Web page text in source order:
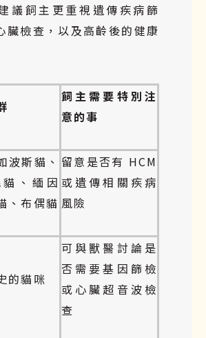
議飼主更重視遺傳疾病篩
臟檢查，以及高齡後的健康
飼主需要特別注
意的事
波斯貓、
、緬因
、布偶貓
留意是否有 HCM
或遺傳相關疾病
風險
的貓咪
可與獸醫討論是
否需要基因篩檢
或心臟超音波檢
查